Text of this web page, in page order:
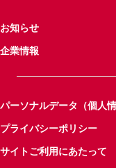
お知らせ
企業情報
パーソナルデータ（個人
プライバシーポリシー
サイトご利用にあたって